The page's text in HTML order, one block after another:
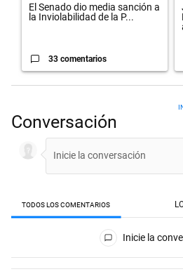
El Senado dio media sanción a
la Inviolabilidad de la P...
33 comentarios
Conversación
TODOS LOS COMENTARIOS
Inicie la